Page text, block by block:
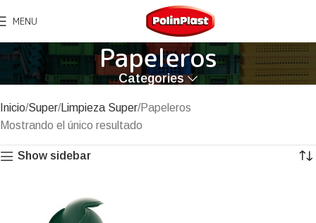
MENU
Papeleros
Categories
Inicio Super Limpieza Super Papeleros
Mostrando el único resultado
Show sidebar